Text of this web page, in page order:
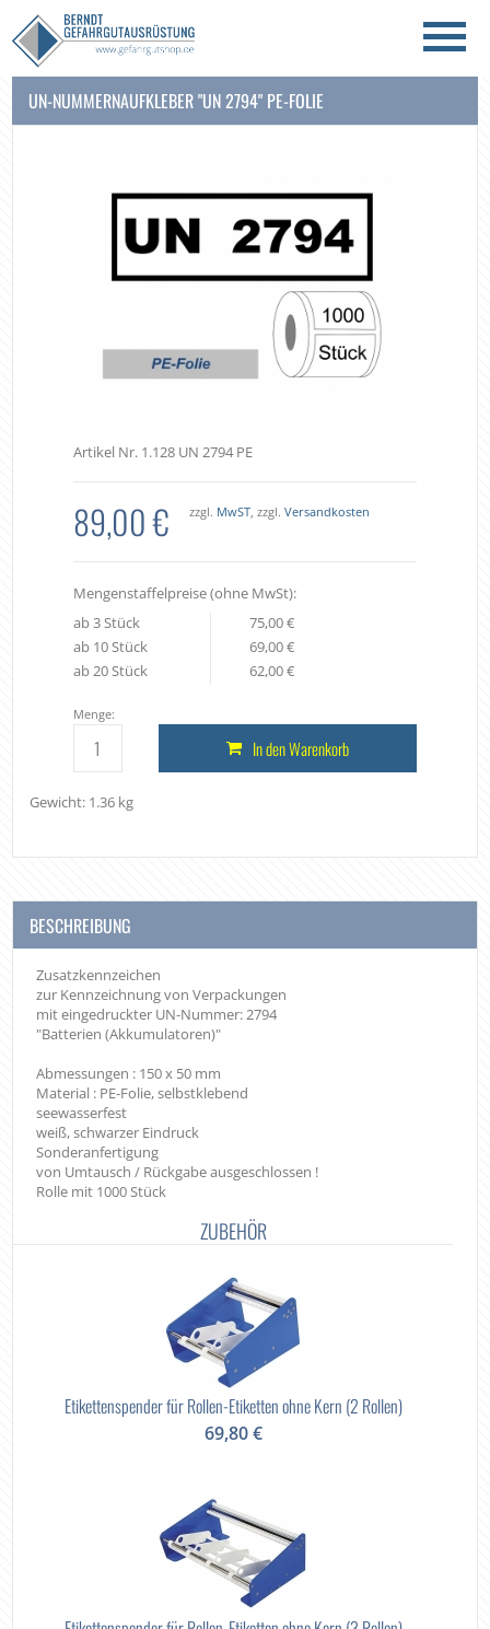
UN-NUMMERNAUFKLEBER "UN 2794" PE-FOLIE
Artikel Nr. 1.128 UN 2794 PE
89,00 € zzgl. MwST, zzgl. Versandkosten
Mengenstaffelpreise (ohne MwSt):
ab 3 Stück
75,00 €
ab 10 Stück
69,00 €
ab 20 Stück
62,00 €
Menge:
In den Warenkorb
Gewicht: 1.36 kg
BESCHREIBUNG
Zusatzkennzeichen
zur Kennzeichnung von Verpackungen
mit eingedruckter UN-Nummer: 2794
"Batterien (Akkumulatoren)"
Abmessungen : 150 x 50 mm
Material : PE-Folie, selbstklebend
seewasserfest
weiß, schwarzer Eindruck
Sonderanfertigung
von Umtausch / Rückgabe ausgeschlossen !
Rolle mit 1000 Stück
ZUBEHÖR
Etikettenspender für Rollen-Etiketten ohne Kern (2 Rollen)
69,80 €